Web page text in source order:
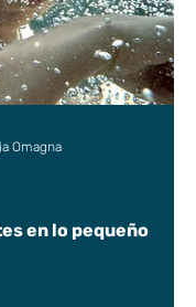
en lo pequeño
Omagna